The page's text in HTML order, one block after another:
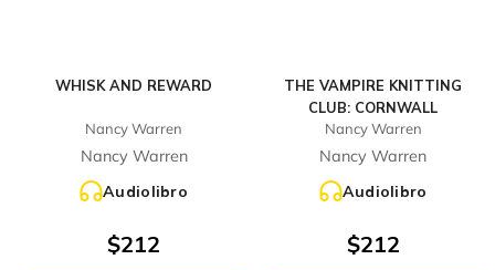
WHISK AND REWARD
Nancy Warren
Nancy Warren
Audiolibro
$212
THE VAMPIRE KNITTING
CLUB: CORNWALL
Nancy Warren
Nancy Warren
Audiolibro
$212